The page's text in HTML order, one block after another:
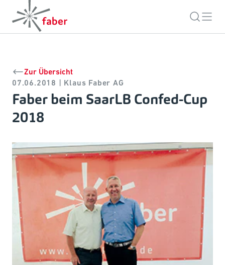
Zur Übersicht
07.06.2018 | Klaus Faber AG
Faber beim SaarLB Confed-Cup
2018